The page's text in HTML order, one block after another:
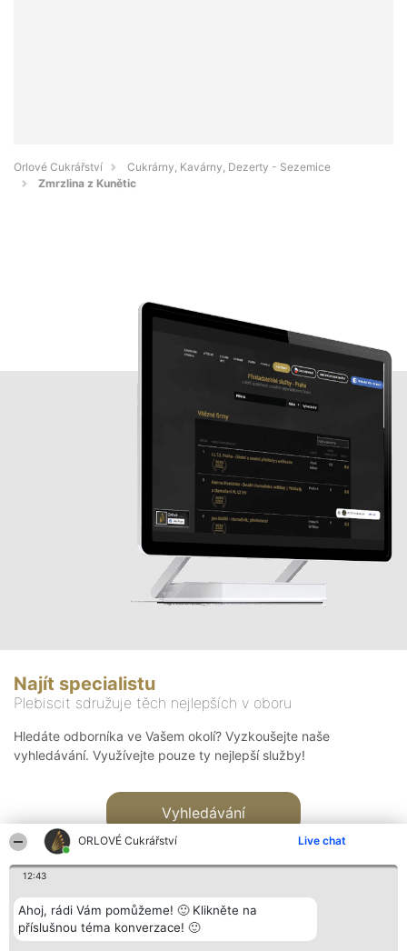
ORLOVÉ Cukrářství Live chat
12:43
Ahoj, rádi Vám pomůžeme! 🙂 Klikněte na
příslušnou téma konverzace! 🙂
Orlové Cukrářství
Cukrárny, Kavárny, Dezerty - Sezemice
Zmrzlina z Kunětic
Najít specialistu
Plebiscit sdružuje těch nejlepších v oboru
Hledáte odborníka ve Vašem okolí? Vyzkoušejte naše
vyhledávání. Využívejte pouze ty nejlepší služby!
Vyhledávání